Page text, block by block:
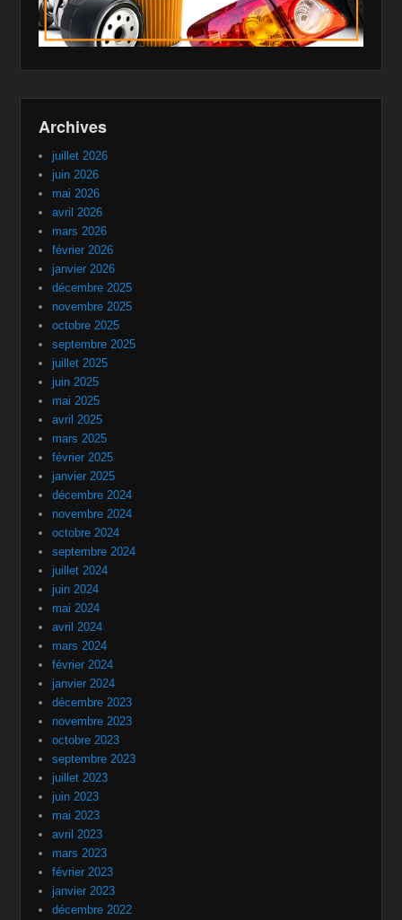
Archives
juillet 2026
juin 2026
mai 2026
avril 2026
mars 2026
février 2026
janvier 2026
décembre 2025
novembre 2025
octobre 2025
septembre 2025
juillet 2025
juin 2025
mai 2025
avril 2025
mars 2025
février 2025
janvier 2025
décembre 2024
novembre 2024
octobre 2024
septembre 2024
juillet 2024
juin 2024
mai 2024
avril 2024
mars 2024
février 2024
janvier 2024
décembre 2023
novembre 2023
octobre 2023
septembre 2023
juillet 2023
juin 2023
mai 2023
avril 2023
mars 2023
février 2023
janvier 2023
décembre 2022